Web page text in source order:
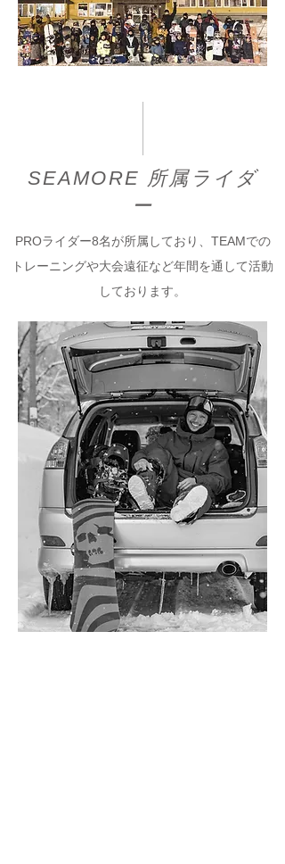
​SEAMORE 所属ライダ
ー
PROライダー8名が所属しており、TEAMでの
トレーニングや大会遠征など年間を通して活動
しております。